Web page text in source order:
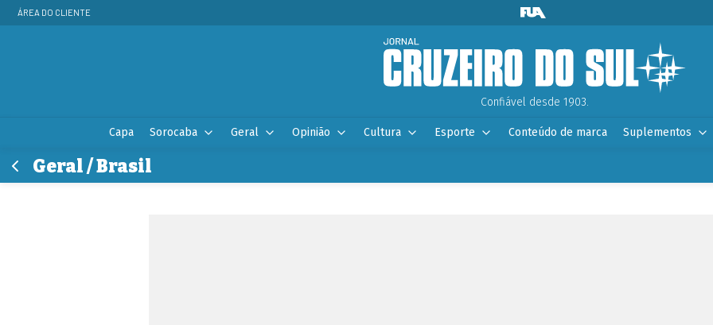
ÁREA DO CLIENTE
Confiável desde 1903.
Capa Sorocaba Geral Opinião Cultura Esporte Conteúdo de marca Suplementos
Geral / Brasil